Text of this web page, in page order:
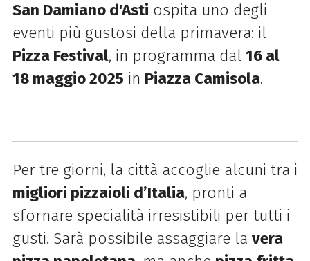
San Damiano d'Asti ospita uno degli
eventi più gustosi della primavera: il
Pizza Festival, in programma dal 16 al
18 maggio 2025 in Piazza Camisola.
Per tre giorni, la città accoglie alcuni tra i
migliori pizzaioli d’Italia, pronti a
sfornare specialità irresistibili per tutti i
gusti. Sarà possibile assaggiare la vera